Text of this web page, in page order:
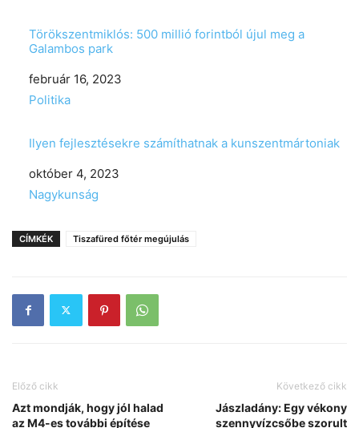
Törökszentmiklós: 500 millió forintból újul meg a
Galambos park
Date
február 16, 2023
In relation to
Politika
Ilyen fejlesztésekre számíthatnak a kunszentmártoniak
Date
október 4, 2023
In relation to
Nagykunság
CÍMKÉK Tiszafüred főtér megújulás
Előző cikk
Azt mondják, hogy jól halad
az M4-es további építése
Következő cikk
Jászladány: Egy vékony
szennyvízcsőbe szorult